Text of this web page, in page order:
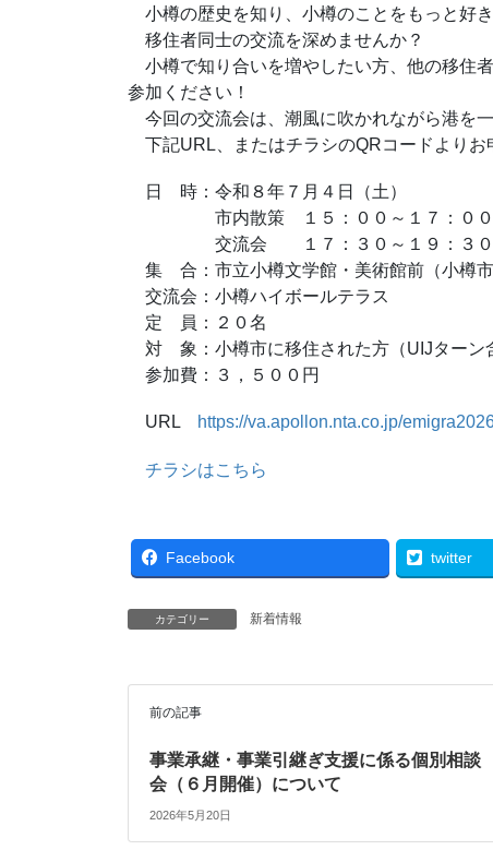
小樽の歴史を知り、小樽のことをもっと好
移住者同士の交流を深めませんか？
小樽で知り合いを増やしたい方、他の移住
参加ください！
今回の交流会は、潮風に吹かれながら港を
下記URL、またはチラシのQRコードよりお
日 時：令和８年７月４日（土）
市内散策 １５：００～１７：００
交流会 １７：３０～１９：３０
集 合：市立小樽文学館・美術館前（小樽市
交流会：小樽ハイボールテラス
定 員：２０名
対 象：小樽市に移住された方（UIJターン
参加費：３，５００円
URL https://va.apollon.nta.co.jp/
チラシはこちら
Facebook twitter
カテゴリー 新着情報
前の記事
事業承継・事業引継ぎ支援に係る個別相談
会（６月開催）について
2026年5月20日